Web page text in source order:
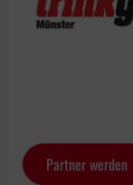
Partner werden